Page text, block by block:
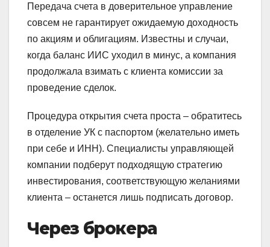
Передача счета в доверительное управление
совсем не гарантирует ожидаемую доходность
по акциям и облигациям. Известны и случаи,
когда баланс ИИС уходил в минус, а компания
продолжала взимать с клиента комиссии за
проведение сделок.
Процедура открытия счета проста – обратитесь
в отделение УК с паспортом (желательно иметь
при себе и ИНН). Специалисты управляющей
компании подберут подходящую стратегию
инвестирования, соответствующую желаниями
клиента – останется лишь подписать договор.
Через брокера